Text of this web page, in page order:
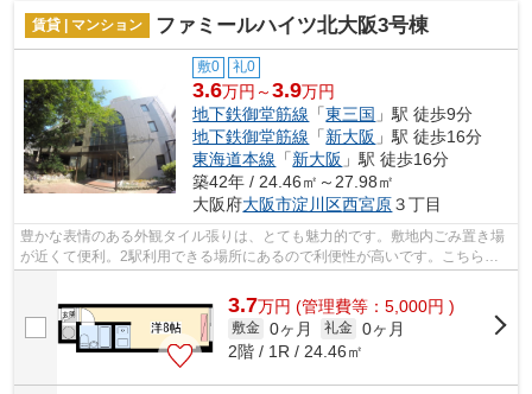
賃貸 | マンション ファミールハイツ北大阪3号棟
敷0 礼0
3.6万円～3.9万円
地下鉄御堂筋線 「東三国 」駅 徒歩9分
地下鉄御堂筋線 「新大阪 」駅 徒歩16分
東海道本線 「新大阪 」駅 徒歩16分
築42年 / 24.46㎡～27.98㎡
大阪府大阪市淀川区西宮原３丁目
豊かな表情のある外観タイル張りは、とても魅力的です。敷地内ごみ置き場
が近くて便利。2駅利用できる場所にあるので利便性が高いです。こちらは
3.7万円 (管理費等：5,000円 )
敷金 0ヶ月 礼金 0ヶ月
2階 / 1R / 24.46㎡